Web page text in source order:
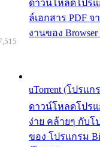
ดาวน์โหลดโปรแ
ล์เอกสาร PDF
งานของ
uTorrent (โปรแ
ดาวน์โหลดโปรแ
ง่าย คล้ายๆ กับโ
ของ โปรแกรม